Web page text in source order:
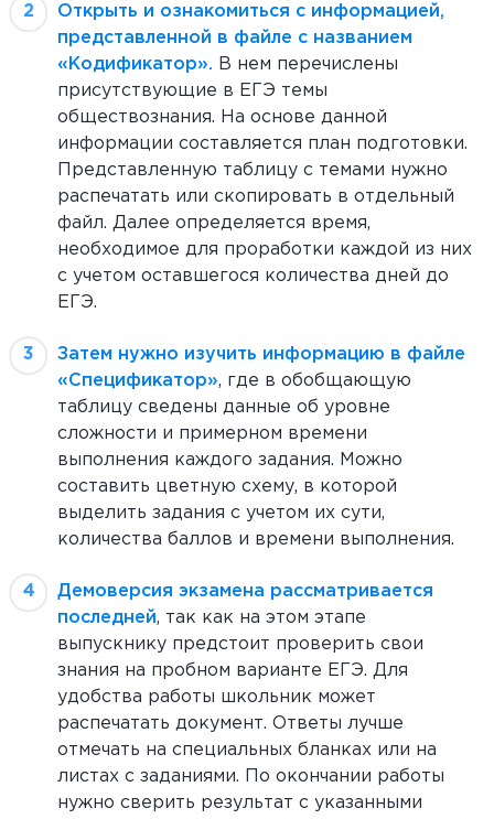
Открыть и ознакомиться с информацией,
представленной в файле с названием
«Кодификатор». В нем перечислены
присутствующие в ЕГЭ темы
обществознания. На основе данной
информации составляется план подготовки.
Представленную таблицу с темами нужно
распечатать или скопировать в отдельный
файл. Далее определяется время,
необходимое для проработки каждой из них
с учетом оставшегося количества дней до
ЕГЭ.
Затем нужно изучить информацию в файле
«Спецификатор», где в обобщающую
таблицу сведены данные об уровне
сложности и примерном времени
выполнения каждого задания. Можно
составить цветную схему, в которой
выделить задания с учетом их сути,
количества баллов и времени выполнения.
Демоверсия экзамена рассматривается
последней, так как на этом этапе
выпускнику предстоит проверить свои
знания на пробном варианте ЕГЭ. Для
удобства работы школьник может
распечатать документ. Ответы лучше
отмечать на специальных бланках или на
листах с заданиями. По окончании работы
нужно сверить результат с указанными